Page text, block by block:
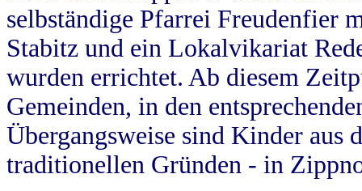
selbständige Pfarrei Freudenfier
Stabitz und ein Lokalvikariat
wurden errichtet. Ab diesem
Gemeinden, in den
Übergangsweise sind Kinder aus
traditionellen Gründen - in